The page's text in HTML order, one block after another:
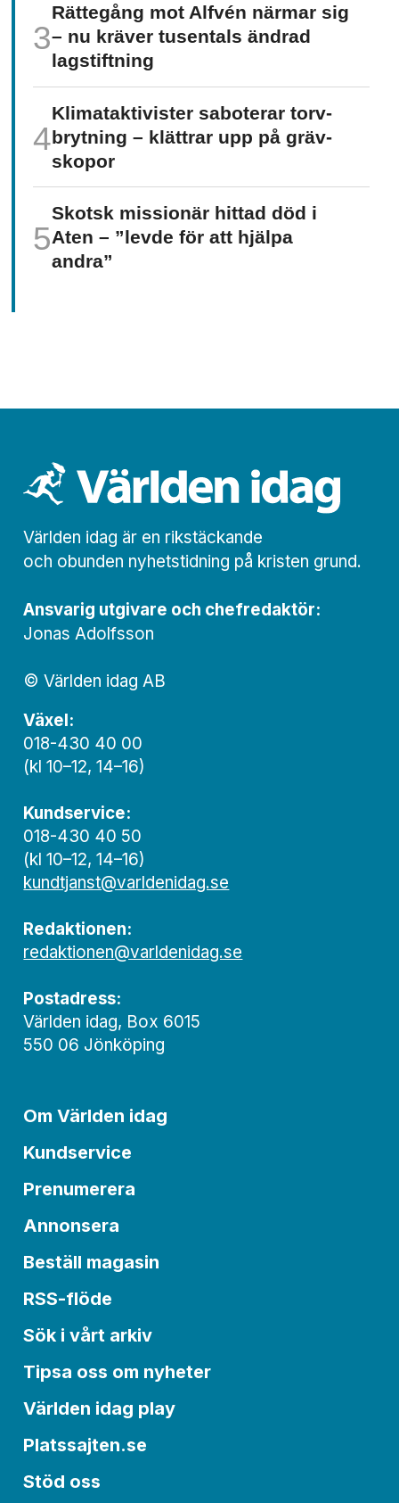
Rättegång mot Alfvén närmar sig
– nu kräver tusentals ändrad
lagstiftning
Klimat­aktivister saboterar torv­
brytning – klättrar upp på gräv­
skopor
Skotsk missionär hittad död i
Aten – ”levde för att hjälpa
andra”
Världen idag är en rikstäckande
och obunden nyhets­­­tidning på kristen grund.
Ansvarig utgivare och chef­redaktör:
Jonas Adolfsson
© Världen idag AB
Växel:
018-430 40 00
(kl 10–12, 14–16)
Kundservice:
018-430 40 50
(kl 10–12, 14–16)
kundtjanst@varldenidag.se
Redaktionen:
redaktionen@varldenidag.se
Postadress:
Världen idag, Box 6015
550 06 Jönköping
Om Världen idag
Kundservice
Prenumerera
Annonsera
Beställ magasin
RSS-flöde
Sök i vårt arkiv
Tipsa oss om nyheter
Världen idag play
Platssajten.se
Stöd oss